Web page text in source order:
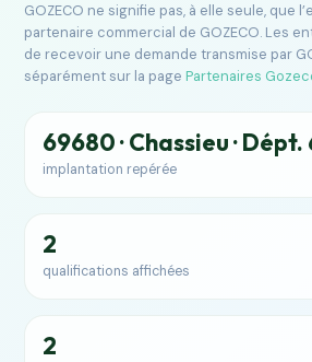
GOZECO ne signifie pas, à elle seule, que
partenaire commercial de GOZECO. Les
de recevoir une demande transmise par
séparément sur la pagePartenaires
69680 · Chassieu · Dépt.
implantation repérée
2
qualifications affichées
2